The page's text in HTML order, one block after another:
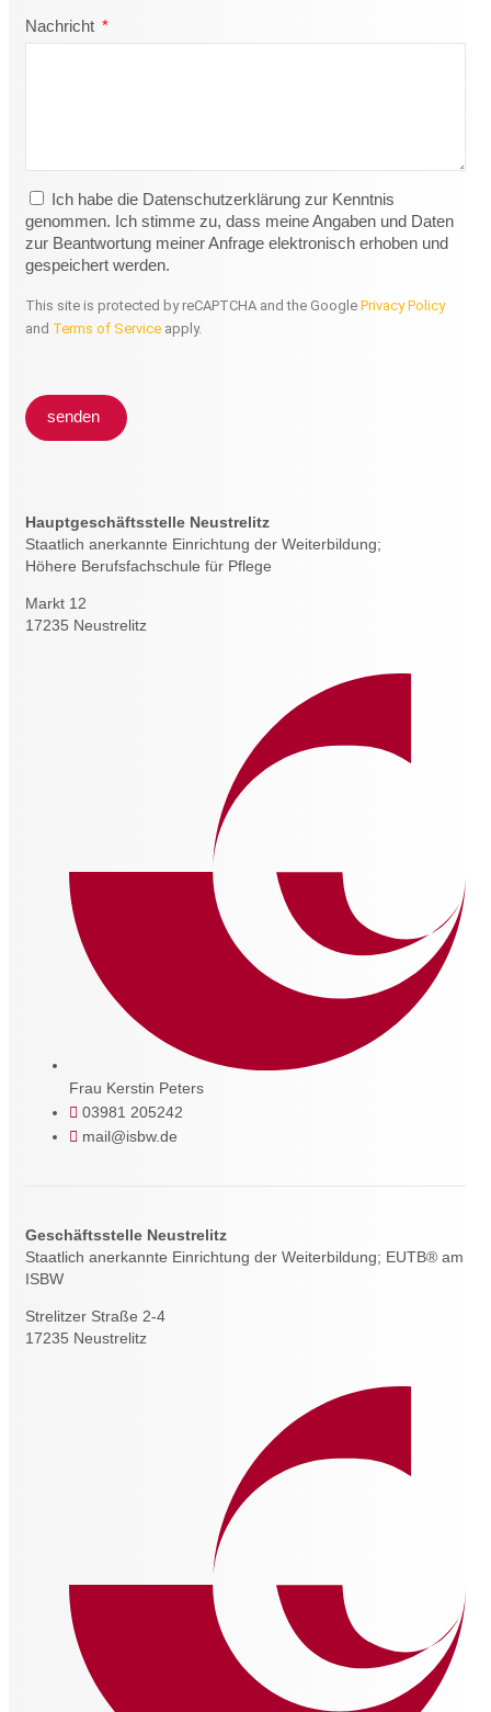
Nachricht
Ich habe die Datenschutzerklärung zur Kenntnis
genommen. Ich stimme zu, dass meine Angaben und Daten
zur Beantwortung meiner Anfrage elektronisch erhoben und
gespeichert werden.
This site is protected by reCAPTCHA and the Google Privacy Policy
and Terms of Service apply.
senden
Hauptgeschäftsstelle Neustrelitz
Staatlich anerkannte Einrichtung der Weiterbildung;
Höhere Berufsfachschule für Pflege
Markt 12
17235 Neustrelitz
Frau Kerstin Peters
03981 205242
mail@isbw.de
Geschäftsstelle Neustrelitz
Staatlich anerkannte Einrichtung der Weiterbildung; EUTB® am
ISBW
Strelitzer Straße 2-4
17235 Neustrelitz